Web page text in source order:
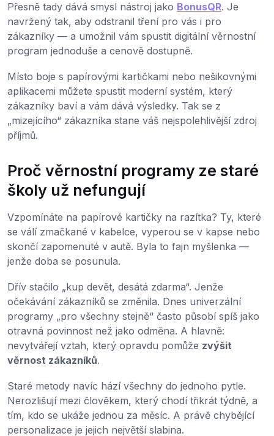
Přesně tady dává smysl nástroj jako BonusQR. Je
navržený tak, aby odstranil tření pro vás i pro
zákazníky — a umožnil vám spustit digitální věrnostní
program jednoduše a cenově dostupně.
Místo boje s papírovými kartičkami nebo nešikovnými
aplikacemi můžete spustit moderní systém, který
zákazníky baví a vám dává výsledky. Tak se z
„mizejícího“ zákazníka stane váš nejspolehlivější zdroj
příjmů.
Proč věrnostní programy ze staré
školy už nefungují
Vzpomínáte na papírové kartičky na razítka? Ty, které
se válí zmačkané v kabelce, vyperou se v kapse nebo
skončí zapomenuté v autě. Byla to fajn myšlenka —
jenže doba se posunula.
Dřív stačilo „kup devět, desátá zdarma“. Jenže
očekávání zákazníků se změnila. Dnes univerzální
programy „pro všechny stejně“ často působí spíš jako
otravná povinnost než jako odměna. A hlavně:
nevytvářejí vztah, který opravdu pomůže zvýšit
věrnost zákazníků.
Staré metody navíc hází všechny do jednoho pytle.
Nerozlišují mezi člověkem, který chodí třikrát týdně, a
tím, kdo se ukáže jednou za měsíc. A právě chybějící
personalizace je jejich největší slabina.